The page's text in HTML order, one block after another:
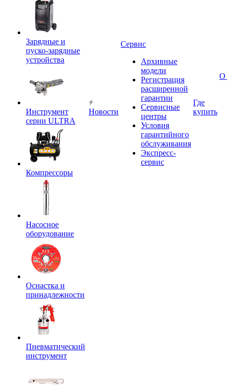
Зарядные и
пуско-зарядные
устройства
Инструмент
серии ULTRA
Компрессоры
Насосное
оборудование
Оснастка и
принадлежности
Пневматический
инструмент
Новости
Сервис
Архивные
модели
Регистрация
расширенной
гарантии
Сервисные
центры
Условия
гарантийного
обслуживания
Экспресс-
сервис
Где
купить
О